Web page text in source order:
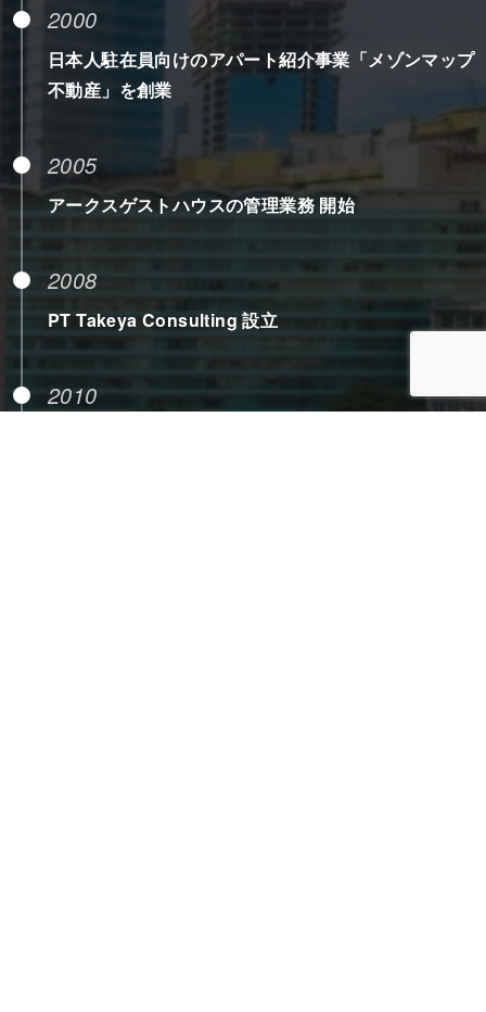
2000
日本人駐在員向けのアパート紹介事業「メゾンマップ
不動産」を創業
2005
アークスゲストハウスの管理業務 開始
2008
PT Takeya Consulting 設立
2010